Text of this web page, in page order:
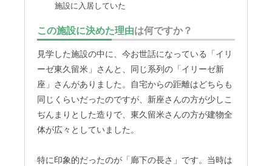
スタッフの人数が入居者の人数に対応しているので、行き
近隣環境や交通アクセスについて
駅から近く、電車と徒歩で行けるので、ちょくちょく様子
を観に行けるし、洗濯物や足りないものなど、持って行か
れそう。
料金費用について
施設に入居していた
この施設に決めた理由は何ですか？
見学した施設の中に、今お世話になっている「イリ
ーゼ東久留米」さんと、同じ系列の「イリーゼ新
座」さんがありました。自宅からの距離はどちらも
同じくらいだったのですが、新座さんの方が少しこ
ぢんまりとした造りで、東久留米さんの方が建物全
体が広々としていました。
特に印象的だったのが「廊下の長さ」です。当時は